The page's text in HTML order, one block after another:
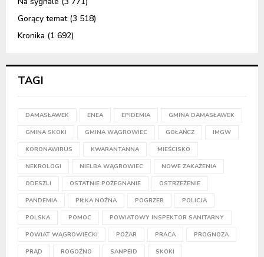
Gorący temat(3 518)
Kronika (1 692)
TAGI
DAMASŁAWEK ENEA EPIDEMIA GMINA DAMASŁAWEK
GMINA SKOKI GMINA WĄGROWIEC GOŁAŃCZ IMGW
KORONAWIRUS KWARANTANNA MIEŚCISKO
NEKROLOGI NIELBA WĄGROWIEC NOWE ZAKAŻENIA
ODESZLI OSTATNIE POŻEGNANIE OSTRZEŻENIE
PANDEMIA PIŁKA NOŻNA POGRZEB POLICJA
POLSKA POMOC POWIATOWY INSPEKTOR SANITARNY
POWIAT WĄGROWIECKI POŻAR PRACA PROGNOZA
PRĄD ROGOŹNO SANPEID SKOKI